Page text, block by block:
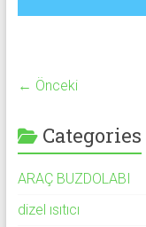
← Önceki
Categories
ARAÇ BUZDOLABI
dizel ısıtıcı